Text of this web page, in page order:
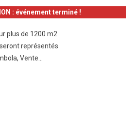
: événement terminé !
plus de 1200 m2
représentés
Vente…